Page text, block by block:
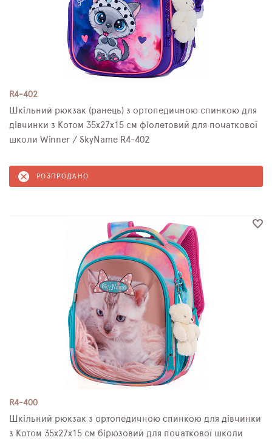
R4-402
Шкільний рюкзак (ранець) з ортопедичною спинкою для
дівчинки з Котом 35х27х15 см фіолетовий для початкової
школи Winner / SkyName R4-402
РОЗПРОДАНО
R4-400
Шкільний рюкзак з ортопедичною спинкою для дівчинки
з Котом 35х27х15 см бірюзовий для початкової школи